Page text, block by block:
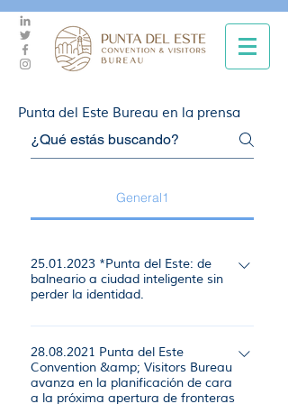
Punta del Este Bureau en la prensa
General1
25.01.2023 *Punta del Este: de
balneario a ciudad inteligente sin
perder la identidad.
¿Puede un balneario mantener su
identidad y a su vez transformarse en
ciudad inteligente? Fuente: Galería
Ver nota >>>
28.08.2021 Punta del Este
Convention &amp; Visitors Bureau
avanza en la planificación de cara
a la próxima apertura de fronteras